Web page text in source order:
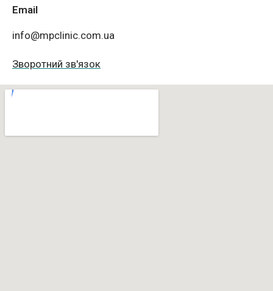
Email
info@mpclinic.com.ua
Зворотний зв'язок